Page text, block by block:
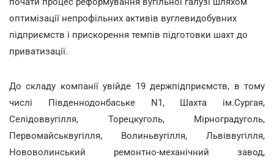
оптимізації непрофільних активів вуглевидобувних
підприємств і прискорення темпів підготовки шахт до
приватизації.
До складу компанії увійде 19 держпідприємств, в тому
числі Південнодонбаське N1, Шахта ім.Сургая,
Селідоввугілля, Торецкуголь, Мірноградуголь,
Первомайськвугілля, Волиньвугілля, Львіввугілля,
Нововолинський ремонтно-механічний завод,